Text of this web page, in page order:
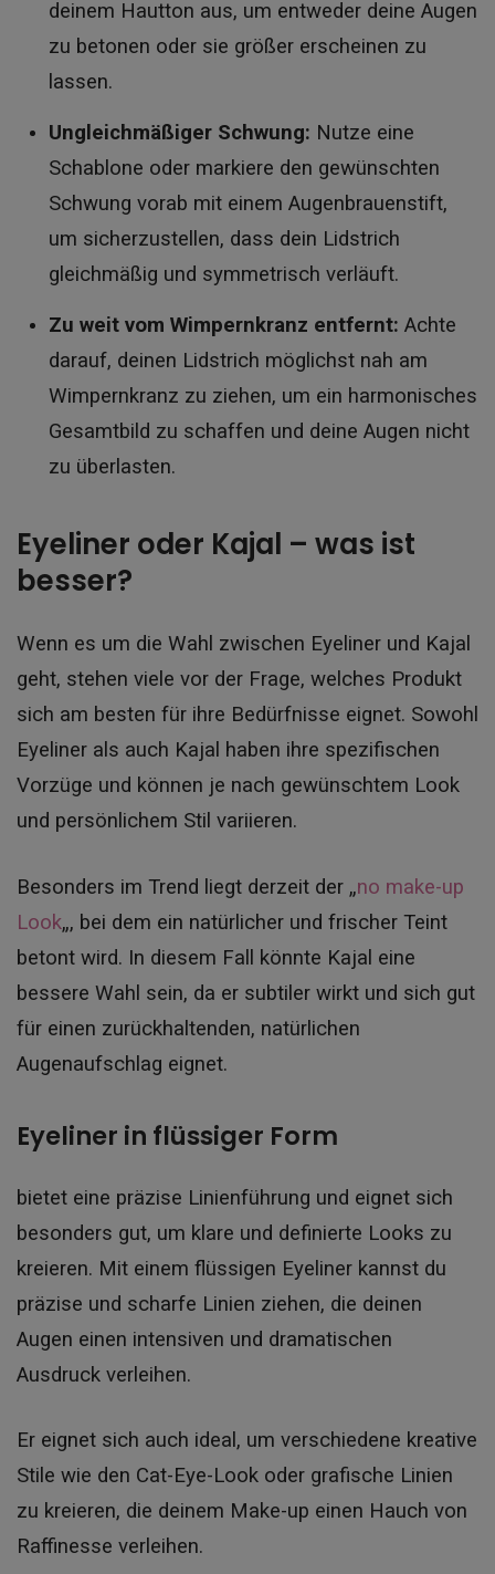
deinem Hautton aus, um entweder deine Augen
zu betonen oder sie größer erscheinen zu
lassen.
Ungleichmäßiger Schwung: Nutze eine
Schablone oder markiere den gewünschten
Schwung vorab mit einem Augenbrauenstift,
um sicherzustellen, dass dein Lidstrich
gleichmäßig und symmetrisch verläuft.
Zu weit vom Wimpernkranz entfernt: Achte
darauf, deinen Lidstrich möglichst nah am
Wimpernkranz zu ziehen, um ein harmonisches
Gesamtbild zu schaffen und deine Augen nicht
zu überlasten.
Eyeliner oder Kajal – was ist
besser?
Wenn es um die Wahl zwischen Eyeliner und Kajal
geht, stehen viele vor der Frage, welches Produkt
sich am besten für ihre Bedürfnisse eignet. Sowohl
Eyeliner als auch Kajal haben ihre spezifischen
Vorzüge und können je nach gewünschtem Look
und persönlichem Stil variieren.
Besonders im Trend liegt derzeit der „no make-up
Look„, bei dem ein natürlicher und frischer Teint
betont wird. In diesem Fall könnte Kajal eine
bessere Wahl sein, da er subtiler wirkt und sich gut
für einen zurückhaltenden, natürlichen
Augenaufschlag eignet.
Eyeliner in flüssiger Form
bietet eine präzise Linienführung und eignet sich
besonders gut, um klare und definierte Looks zu
kreieren. Mit einem flüssigen Eyeliner kannst du
präzise und scharfe Linien ziehen, die deinen
Augen einen intensiven und dramatischen
Ausdruck verleihen.
Er eignet sich auch ideal, um verschiedene kreative
Stile wie den Cat-Eye-Look oder grafische Linien
zu kreieren, die deinem Make-up einen Hauch von
Raffinesse verleihen.